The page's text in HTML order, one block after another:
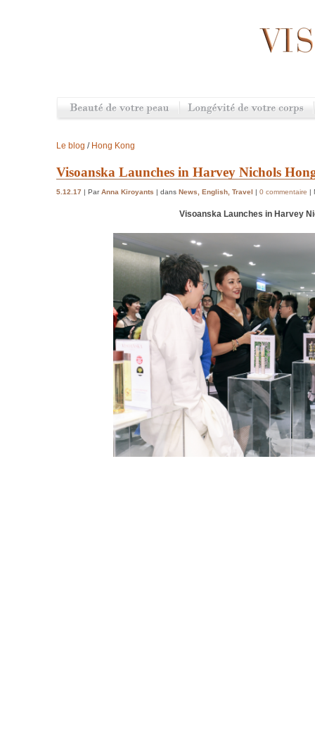
Le blog / Hong Kong
Visoanska Launches in Harvey Nichols
5.12.17 | ParAnna Kiroyants | dans News, English, Travel | 0 commentaire |
Visoanska Launches in Harvey